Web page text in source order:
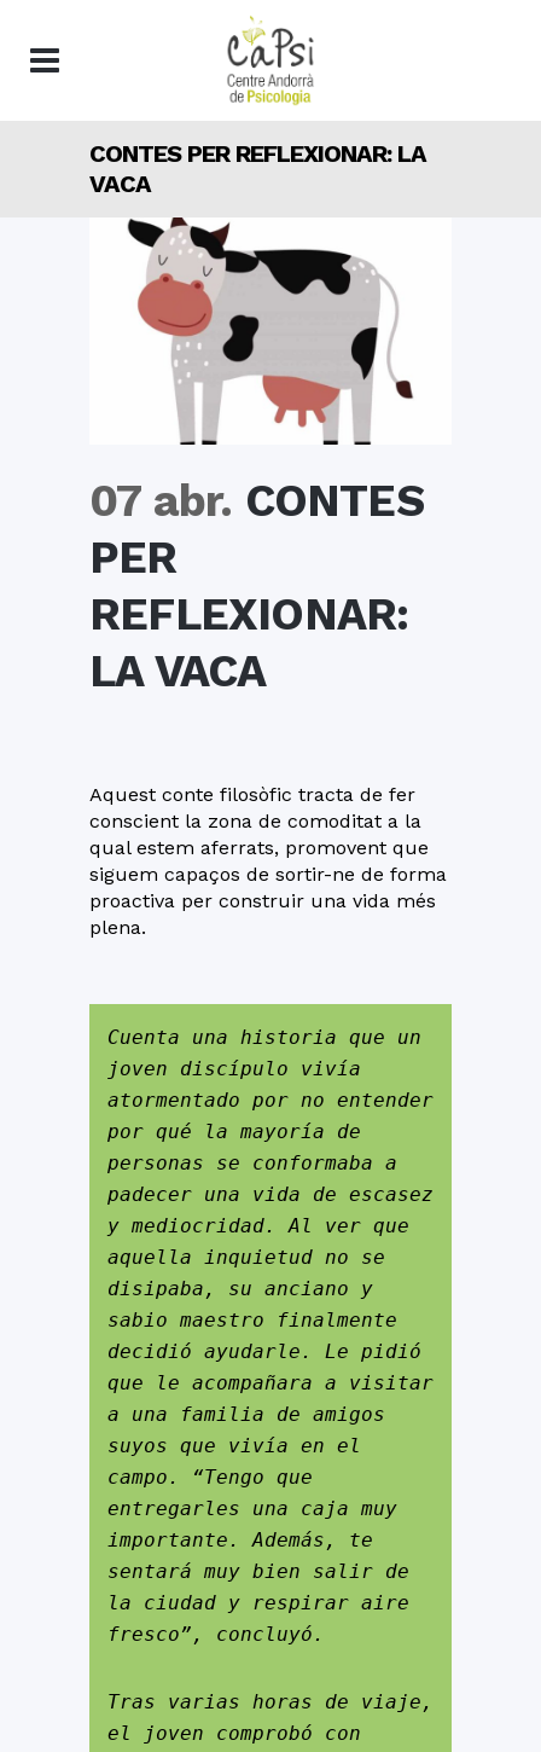
CONTES PER REFLEXIONAR: LA
VACA
07 abr. CONTES
PER
REFLEXIONAR:
LA VACA
Aquest conte filosòfic tracta de fer
conscient la zona de comoditat a la
qual estem aferrats, promovent que
siguem capaços de sortir-ne de forma
proactiva per construir una vida més
plena.
Cuenta una historia que un
joven discípulo vivía
atormentado por no entender
por qué la mayoría de
personas se conformaba a
padecer una vida de escasez
y mediocridad. Al ver que
aquella inquietud no se
disipaba, su anciano y
sabio maestro finalmente
decidió ayudarle. Le pidió
que le acompañara a visitar
a una familia de amigos
suyos que vivía en el
campo. “Tengo que
entregarles una caja muy
importante. Además, te
sentará muy bien salir de
la ciudad y respirar aire
fresco”, concluyó.
Tras varias horas de viaje,
el joven comprobó con